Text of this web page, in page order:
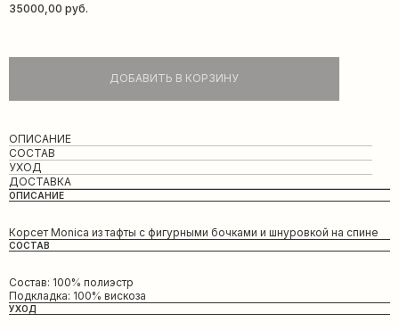
35000,00 руб.
ДОБАВИТЬ В КОРЗИНУ
ОПИСАНИЕ
СОСТАВ
УХОД
ДОСТАВКА
ОПИСАНИЕ
Корсет Monica из тафты с фигурными бочками и шнуровкой на спине
СОСТАВ
Состав: 100% полиэстр
Подкладка: 100% вискоза
УХОД